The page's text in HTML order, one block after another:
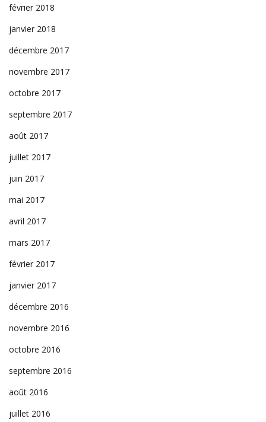
février 2018
janvier 2018
décembre 2017
novembre 2017
octobre 2017
septembre 2017
août 2017
juillet 2017
juin 2017
mai 2017
avril 2017
mars 2017
février 2017
janvier 2017
décembre 2016
novembre 2016
octobre 2016
septembre 2016
août 2016
juillet 2016